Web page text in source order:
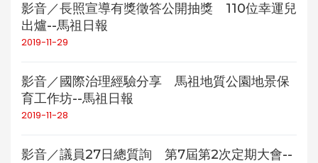
影音／長照宣導有獎徵答公開抽獎 110位幸運兒
出爐--馬祖日報
2019-11-29
影音／國際治理經驗分享 馬祖地質公園地景保
育工作坊--馬祖日報
2019-11-28
影音／議員27日總質詢 第7屆第2次定期大會--